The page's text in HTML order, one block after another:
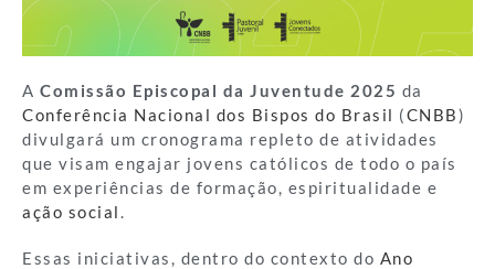
A Comissão Episcopal da Juventude 2025 da
Conferência Nacional dos Bispos do Brasil (CNBB)
divulgará um cronograma repleto de atividades
que visam engajar jovens católicos de todo o país
em experiências de formação, espiritualidade e
ação social
Essas iniciativas, dentro do contexto do Ano